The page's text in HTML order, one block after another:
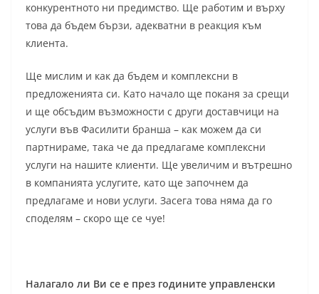
конкурентното ни предимство. Ще работим и върху
това да бъдем бързи, адекватни в реакция към
клиента.
Ще мислим и как да бъдем и комплексни в
предложенията си. Като начало ще поканя за срещи
и ще обсъдим възможности с други доставчици на
услуги във Фасилити бранша – как можем да си
партнираме, така че да предлагаме комплексни
услуги на нашите клиенти. Ще увеличим и вътрешно
в компанията услугите, като ще започнем да
предлагаме и нови услуги. Засега това няма да го
споделям – скоро ще се чуе!
Налагало ли Ви се е през годините управленски